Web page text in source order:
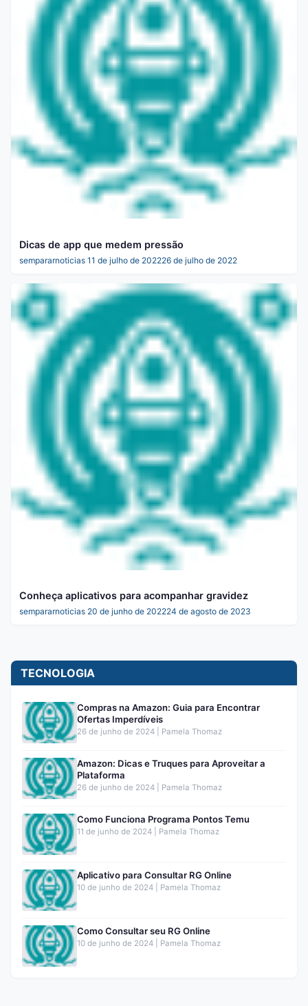
Dicas de app que medem pressão
sempararnoticias 11 de julho de 202226 de julho de 2022
Conheça aplicativos para acompanhar gravidez
sempararnoticias 20 de junho de 202224 de agosto de 2023
TECNOLOGIA
Compras na Amazon: Guia para Encontrar
Ofertas Imperdíveis
26 de junho de 2024 | Pamela Thomaz
Amazon: Dicas e Truques para Aproveitar a
Plataforma
26 de junho de 2024 | Pamela Thomaz
Como Funciona Programa Pontos Temu
11 de junho de 2024 | Pamela Thomaz
Aplicativo para Consultar RG Online
10 de junho de 2024 | Pamela Thomaz
Como Consultar seu RG Online
10 de junho de 2024 | Pamela Thomaz